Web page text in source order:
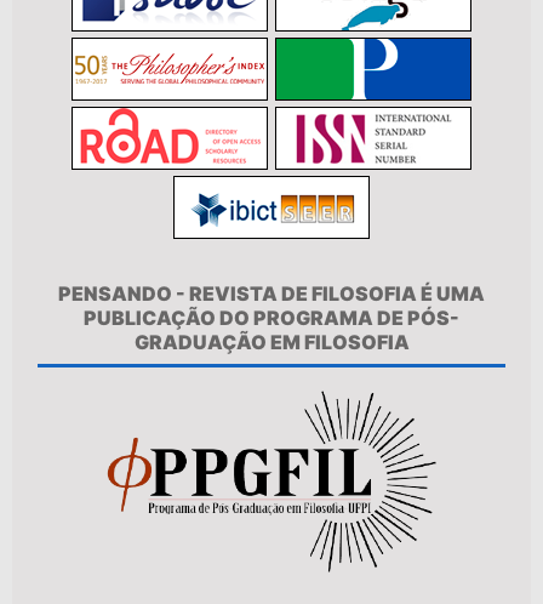
PENSANDO - REVISTA DE FILOSOFIA É UMA
PUBLICAÇÃO DO PROGRAMA DE PÓS-
GRADUAÇÃO EM FILOSOFIA